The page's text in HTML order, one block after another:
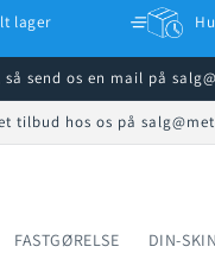
lager
send os en mail på
tilbud hos os på
FASTGØRELSE DIN-